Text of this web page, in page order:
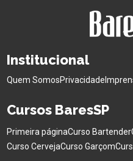
Institucional
Quem SomosPrivacidade
Cursos BaresSP
Primeira páginaCurso Bartender
Curso CervejaCurso Garçom